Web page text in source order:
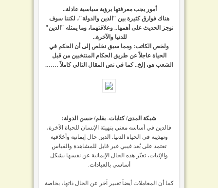
أمور يجب معرفتها برؤية سياسية عادلة..
هناك فوارق كثيرة بين "الدين والدولة"، لكننا سوف
نوجز الحديث على أهمها.. وعلاقتهما، وما يمثله "الدين"
للدنيا والآخرة..
ولخص الكاتب: ومما سبق نخلص إلى أن الحكم في
الحياة عاجلاً عن طريق الحكام المنتخبين من قبل
الشعب هو، إلخ.. كما في نص المقال التالي كاملاً …….
شبكة المدى/ كتابات- بقلم/ حسن الدولة:
فالدين في أساسه معني بتهيئة الإنسان للحياة الآخرة،
وتهذيبه في الحياة الدنيا. الدين حال إيمانية وأخلاقية
تعتمد على بُعد غيبي غير قابل للمشاهدة والقياس
والإثبات، تعبّر هذه الحال الإيمانية عن نفسها بشكل
أساسي بالعبادات.
كما أن المعاملات أيضاً تعبير آخر عن الحال ذاتها، بخاصة